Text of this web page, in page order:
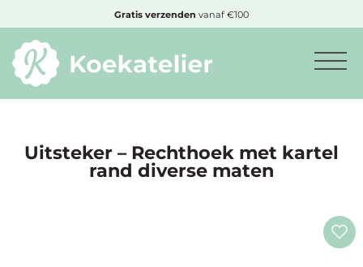
Minimum
Gratis verzenden vanaf €100
Uitsteker – Rechthoek met kartel
rand diverse maten